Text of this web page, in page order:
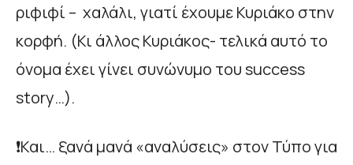
ριφιφί – χαλάλι, γιατί έχουμε Κυριάκο στην
κορφή. (Κι άλλος Κυριάκος- τελικά αυτό το
όνομα έχει γίνει συνώνυμο του success
story…).
❗Και… ξανά μανά «αναλύσεις» στον Τύπο για